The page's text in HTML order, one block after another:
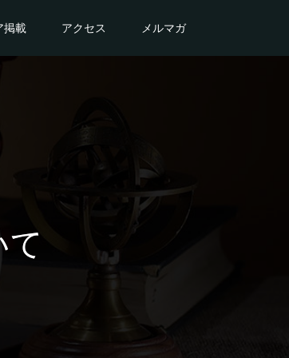
掲載 アクセス メルマガ